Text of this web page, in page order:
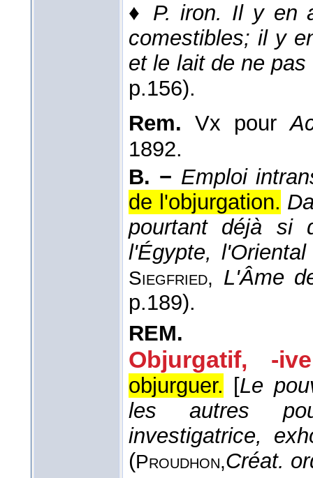
♦ P. iron. Il y en
comestibles; il y
et le lait de ne pas
p.156).
Rem. Vx pour
1892.
B. − Emploi
de l'objurgation.
pourtant déjà si
l'Égypte,
Siegfried, L'Âme
p.189).
REM.
Objurgatif, -
objurguer. [Le
les autres
investigatrice,
(Proudhon,Créat.